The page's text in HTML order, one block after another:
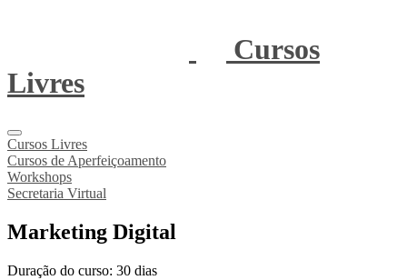
Cursos
Livres
Cursos Livres
Cursos de Aperfeiçoamento
Workshops
Secretaria Virtual
Marketing Digital
Duração do curso: 30 dias